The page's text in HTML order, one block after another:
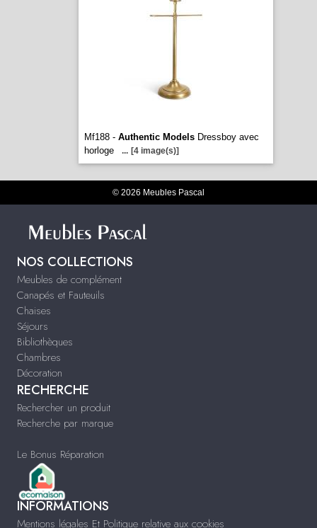
Mf188 - Authentic ModelsDressboy avec
horloge
... [4 image(s)]
© 2026 Meubles Pascal
NOS COLLECTIONS
Meubles de complément
Canapés et Fauteuils
Chaises
Séjours
Bibliothèques
Chambres
Décoration
RECHERCHE
Rechercher un produit
Recherche par marque
Le Bonus Réparation
INFORMATIONS
Mentions légales Et Politique relative aux cookies